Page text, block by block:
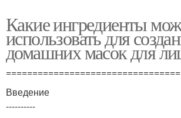
Какие ингредиенты
использовать для
домашних масок для
Введение
----------